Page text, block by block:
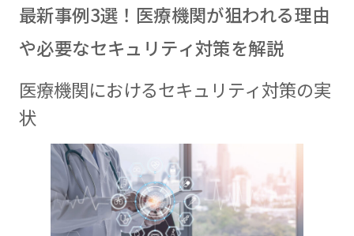
最新事例3選！医療機関が狙われる理由
や必要なセキュリティ対策を解説
医療機関におけるセキュリティ対策の実
状